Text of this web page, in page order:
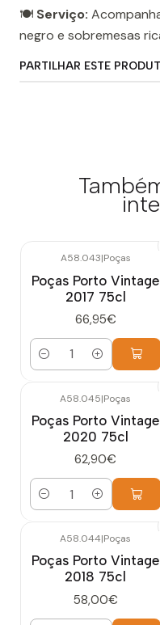
🍽️ Serviço:
negro e sobremesas
PARTILHAR ESTE
A58.043|Poças
Poças Porto Vintage
2017 75cl
66,95€
Quantidade
A58.045|Poças
Poças Porto Vintage
2020 75cl
62,90€
Quantidade
A58.044|Poças
Poças Porto Vintage
2018 75cl
58,00€